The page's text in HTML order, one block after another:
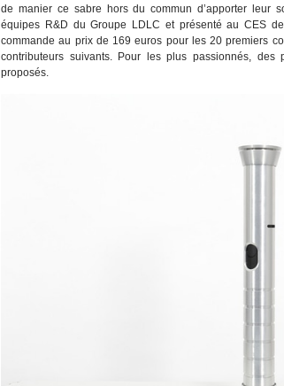
de manier ce sabre hors du commun d’apporter leur
équipes R&D du Groupe LDLC et présenté au CES
commande au prix de 169 euros pour les 20 premiers
contributeurs suivants. Pour les plus passionnés, des
proposés.